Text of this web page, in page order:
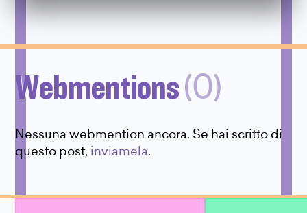
Webmentions(0)
Nessuna webmention ancora. Se hai scritto di
questo post, inviamela.